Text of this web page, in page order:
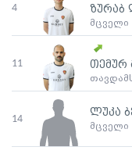
4 ზურაბ
მცველი
11 თემურ
14
ლუკა
მცველი